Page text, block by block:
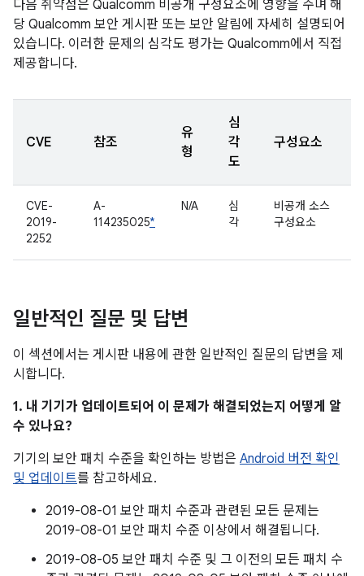
다음 취약점은 Qualcomm 비공개 구성요소에 영향을 주며 해
당 Qualcomm 보안 게시판 또는 보안 알림에 자세히 설명되어
있습니다. 이러한 문제의 심각도 평가는 Qualcomm에서 직접
제공합니다.
CVE 참조
유
형
심
각
도
구성요소
CVE-
2019-
2252
A-
114235025*
N/A
심
각
비공개 소스
구성요소
일반적인 질문 및 답변
이 섹션에서는 게시판 내용에 관한 일반적인 질문의 답변을 제
시합니다.
1. 내 기기가 업데이트되어 이 문제가 해결되었는지 어떻게 알
수 있나요?
기기의 보안 패치 수준을 확인하는 방법은 Android 버전 확인
및 업데이트를 참고하세요.
2019-08-01 보안 패치 수준과 관련된 모든 문제는
2019-08-01 보안 패치 수준 이상에서 해결됩니다.
2019-08-05 보안 패치 수준 및 그 이전의 모든 패치 수